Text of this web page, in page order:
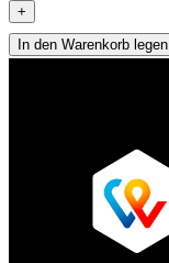
+
In den Warenkorb legen